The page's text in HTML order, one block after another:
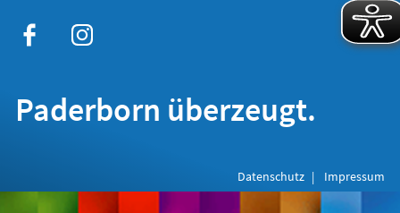
Paderborn überzeugt.
Datenschutz Impressum